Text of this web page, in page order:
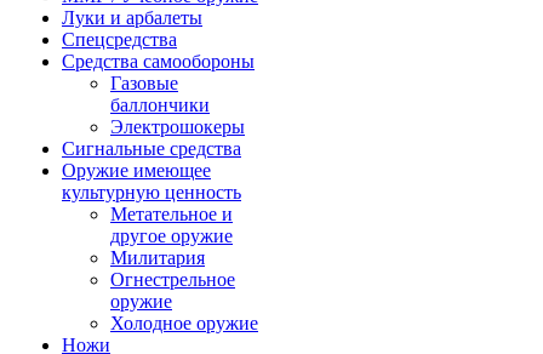
Луки и арбалеты
Спецсредства
Средства самообороны
Газовые
баллончики
Электрошокеры
Сигнальные средства
Оружие имеющее
культурную ценность
Метательное и
другое оружие
Милитария
Огнестрельное
оружие
Холодное оружие
Ножи